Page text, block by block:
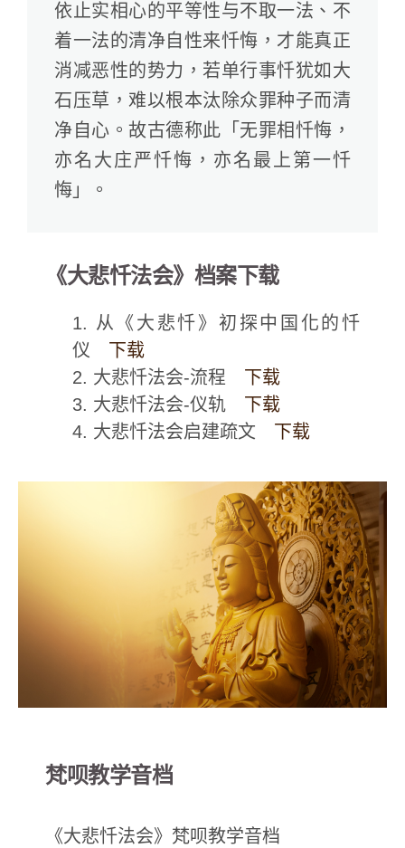
依止实相心的平等性与不取一法、不
着一法的清净自性来忏悔，才能真正
消减恶性的势力，若单行事忏犹如大
石压草，难以根本汰除众罪种子而清
净自心。故古德称此「无罪相忏悔，
亦名大庄严忏悔，亦名最上第一忏
悔」。
《大悲忏法会》档案下载
1. 从《大悲忏》初探中国化的忏
仪 下载
2. 大悲忏法会-流程 下载
3. 大悲忏法会-仪轨 下载
4. 大悲忏法会启建疏文 下载
梵呗教学音档
《大悲忏法会》梵呗教学音档